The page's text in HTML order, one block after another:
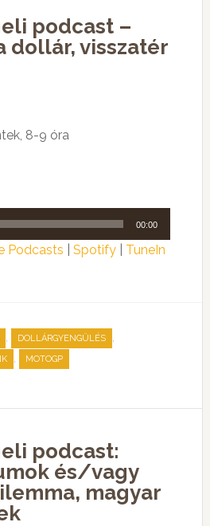
podcast –
dollár, visszatér
8-9 óra
00:00
Podcasts Spotify| TuneIn
, DOLLÁRGYENGÜLÉS ,
, MOTOGP
podcast:
és/vagy
magyar